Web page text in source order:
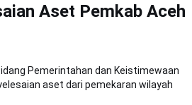
Aset Pemkab Aceh
Pemerintahan dan Keistimewaan
aset dari pemekaran wilayah